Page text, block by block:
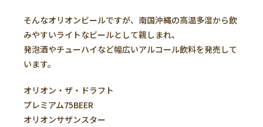
そんなオリオンビールですが、南国沖縄の高温多湿から飲
みやすいライトなビールとして親しまれ、
発泡酒やチューハイなど幅広いアルコール飲料を発売して
います。
オリオン・ザ・ドラフト
プレミアム75BEER
オリオンサザンスター